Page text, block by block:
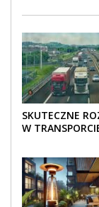
SKUTECZNE
W